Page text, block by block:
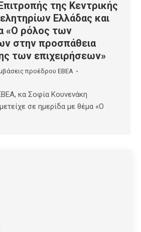
της Κεντρικής
Ελλάδας και
«Ο ρόλος των
στην προσπάθεια
των επιχειρήσεων»
προέδρου ΕΒΕΑ
κα Σοφία Κουνενάκη
σε ημερίδα με θέμα «Ο